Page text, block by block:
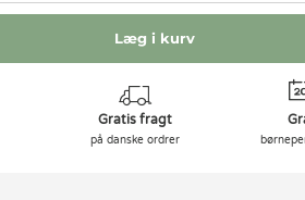
Læg i kurv
Gratis fragt
på danske ordrer